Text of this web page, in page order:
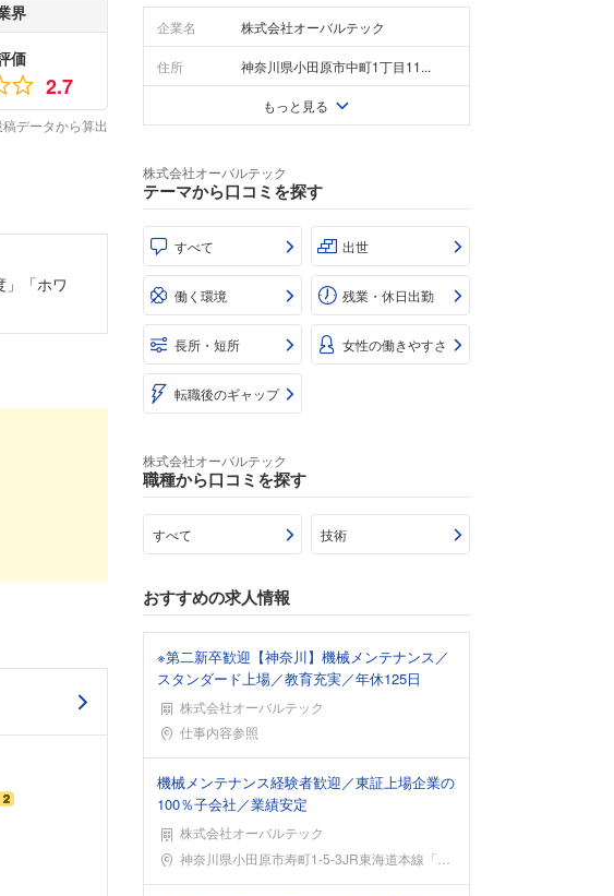
界
価
2.7
データから算出
」「ホワ
企業名 株式会社オーバルテック
住所 神奈川県小田原市中町1丁目11...
もっと見る
株式会社オーバルテック
テーマから口コミを探す
すべて 出世
働く環境 残業・休日出勤
長所・短所 女性の働きやすさ
転職後のギャップ
株式会社オーバルテック
職種から口コミを探す
すべて 技術
おすすめの求人情報
※第二新卒歓迎【神奈川】機械メンテナンス／
スタンダード上場／教育充実／年休125日
株式会社オーバルテック
勤務地仕事内容参照
機械メンテナンス経験者歓迎／東証上場企業の
100％子会社／業績安定
株式会社オーバルテック
勤務地神奈川県小田原市寿町1-5-3JR東海道本線「小田